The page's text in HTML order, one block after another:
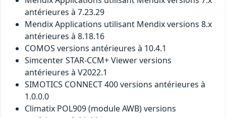
antérieures à 7.23.29
Mendix Applications utilisant Mendix versions 8.x
antérieures à 8.18.16
COMOS versions antérieures à 10.4.1
Simcenter STAR-CCM+ Viewer versions
antérieures à V2022.1
SIMOTICS CONNECT 400 versions antérieures à
1.0.0.0
Climatix POL909 (module AWB) versions